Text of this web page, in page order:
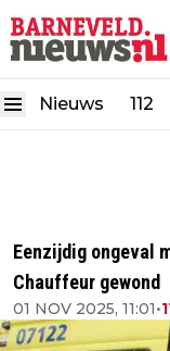
Nieuws 112
Eenzijdig ongeval
Chauffeur gewond
01 NOV 2025, 11:01•